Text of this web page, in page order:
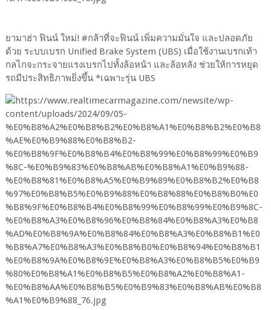
ยามาฮ่า ฟินน์ ใหม่! #กล้าที่จะฟินน์ เพิ่มความมั่นใจ และปลอดภัย
ด้วย ระบบเบรก Unified Brake System (UBS) เมื่อใช้งานเบรกเท้า
กลไกจะกระจายแรงเบรกไปทั้งล้อหน้า และล้อหลัง ช่วยให้การหยุด
รถมีประสิทธิภาพยิ่งขึ้น *เฉพาะรุ่น UBS